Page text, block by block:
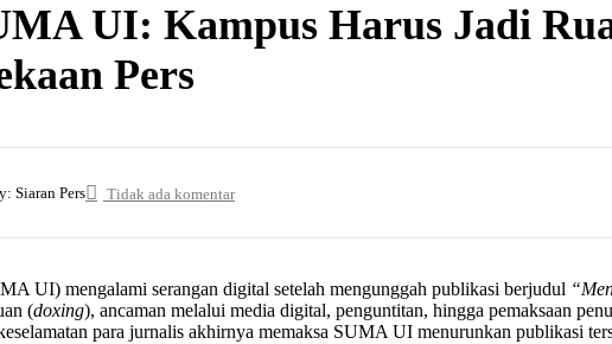
UI: Kampus Harus Jadi
Pers
Siaran Pers Tidak ada komentar
UI) mengalami serangan digital setelah mengunggah publikasi berjudul
(doxing), ancaman melalui media digital, penguntitan, hingga pemaksaan
para jurnalis akhirnya memaksa SUMA UI menurunkan publikasi